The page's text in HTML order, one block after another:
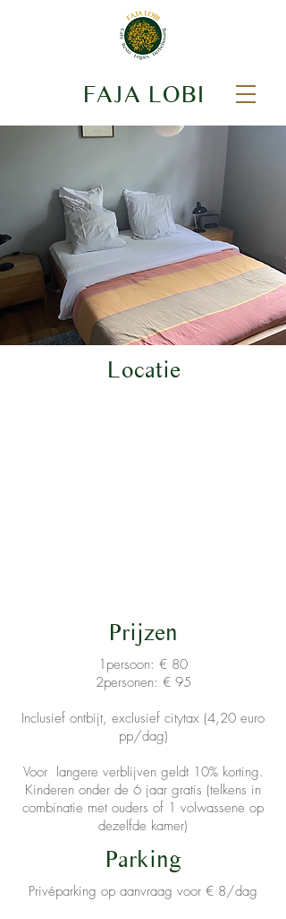
FAJA LOBI
Locatie
Prijzen
1persoon: € 80
2personen: € 95
Inclusief ontbijt, exclusief citytax (4,20 euro
pp/dag)
Voor langere verblijven geldt 10% korting.
Kinderen onder de 6 jaar gratis (telkens in
combinatie met ouders of 1 volwassene op
dezelfde kamer)
Parking
Privéparking op aanvraag voor € 8/dag